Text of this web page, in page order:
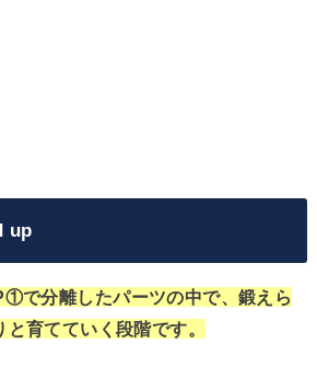
up
で分離したパーツの中で、鍛えら
育てていく段階です。